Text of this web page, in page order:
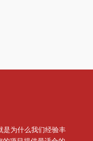
是为什么我们经验丰